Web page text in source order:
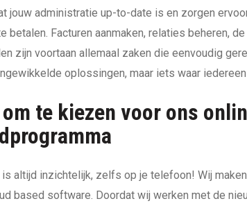
jouw administratie up-to-date is en zorgen
betalen. Facturen aanmaken, relaties beheren,
zijn voortaan allemaal zaken die eenvoudig
oplossingen, maar iets waar
om te kiezen voor ons
altijd inzichtelijk, zelfs op je telefoon! Wij
based software. Doordat wij werken met de